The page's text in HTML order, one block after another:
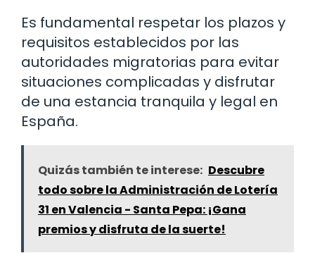
Es fundamental respetar los plazos y
requisitos establecidos por las
autoridades migratorias para evitar
situaciones complicadas y disfrutar
de una estancia tranquila y legal en
España.
Quizás también te interese: Descubre
todo sobre la Administración de Lotería
31 en Valencia - Santa Pepa: ¡Gana
premios y disfruta de la suerte!